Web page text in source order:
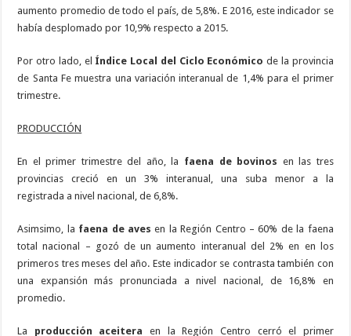
aumento promedio de todo el país, de 5,8%. E 2016, este indicador se
había desplomado por 10,9% respecto a 2015.
Por otro lado, el Índice Local del Ciclo Económicode la provincia
de Santa Fe muestra una variación interanual de 1,4% para el primer
trimestre.
PRODUCCIÓN
En el primer trimestre del año, la faena de bovinos en las tres
provincias creció en un 3% interanual, una suba menor a la
registrada a nivel nacional, de 6,8%.
Asimsimo, la faena de avesen la Región Centro – 60% de la faena
total nacional – gozó de un aumento interanual del 2% en en los
primeros tres meses del año. Este indicador se contrasta también con
una expansión más pronunciada a nivel nacional, de 16,8% en
promedio.
La producción aceiteraen la Región Centro cerró el primer